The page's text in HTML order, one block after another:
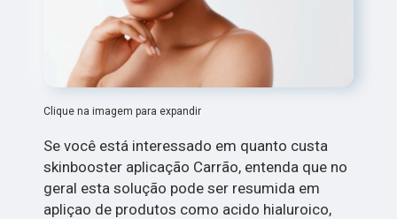
Clique na imagem para expandir
Se você está interessado em quanto custa
skinbooster aplicação Carrão, entenda que no
geral esta solução pode ser resumida em
apliçao de produtos como acido hialuroico,